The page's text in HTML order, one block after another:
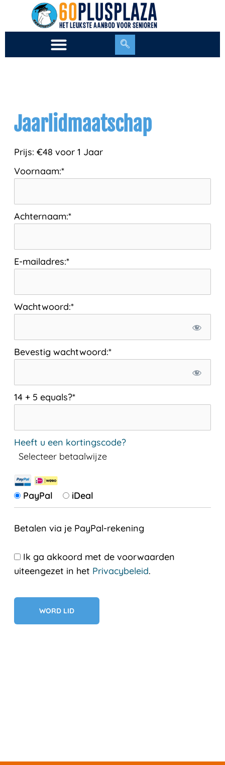
de
Jaarlidmaatschap
Prijs: €48 voor 1 Jaar
Voornaam:*
Achternaam:*
E-mailadres:*
Wachtwoord:*
Bevestig wachtwoord:*
14 + 5 equals?*
Heeft u een kortingscode?
Selecteer betaalwijze
PayPal iDeal
Betalen via je PayPal-rekening
Ik ga akkoord met de voorwaarden
uiteengezet in het Privacybeleid.
Geen val